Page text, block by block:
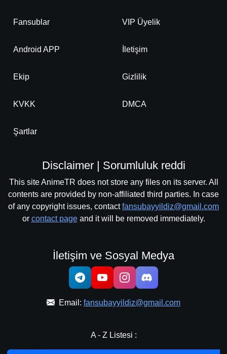
Fansublar VIP Üyelik
Android APP İletişim
Ekip Gizlilik
KVKK DMCA
Şartlar
Disclaimer | Sorumluluk reddi
This site AnimeTR does not store any files on its server. All
contents are provided by non-affiliated third parties. In case
of any copyright issues, contactfansubayyildiz@gmail.com
or contact pageand it will be removed immediately.
İletişim ve Sosyal Medya
Email: fansubayyildiz@gmail.com
A - Z Listesi :